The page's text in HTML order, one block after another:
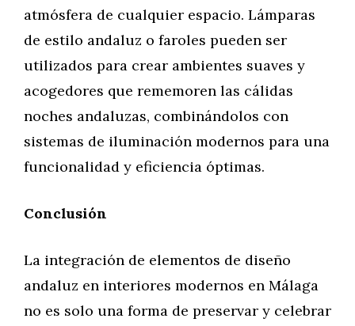
atmósfera de cualquier espacio. Lámparas
de estilo andaluz o faroles pueden ser
utilizados para crear ambientes suaves y
acogedores que rememoren las cálidas
noches andaluzas, combinándolos con
sistemas de iluminación modernos para una
funcionalidad y eficiencia óptimas.
Conclusión
La integración de elementos de diseño
andaluz en interiores modernos en Málaga
no es solo una forma de preservar y celebrar